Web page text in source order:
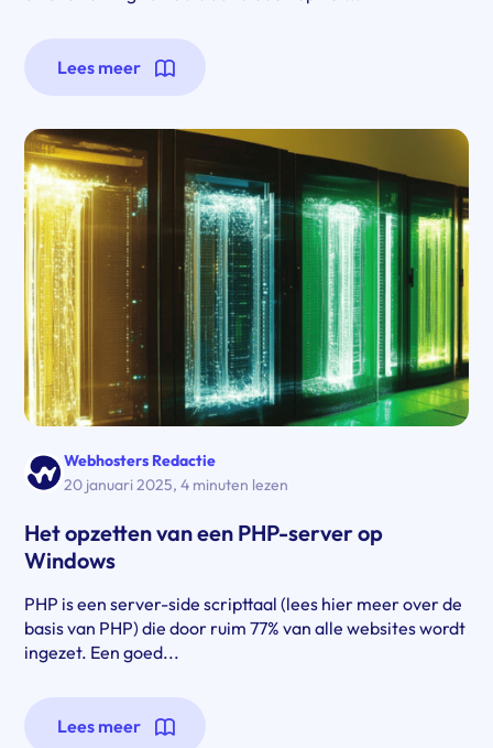
Lees meer
Webhosters Redactie
20 januari 2025,4 minuten lezen
Het opzetten van een PHP-server op
Windows
PHP is een server-side scripttaal (lees hier meer over de
basis van PHP) die door ruim 77% van alle websites wordt
ingezet. Een goed...
Lees meer